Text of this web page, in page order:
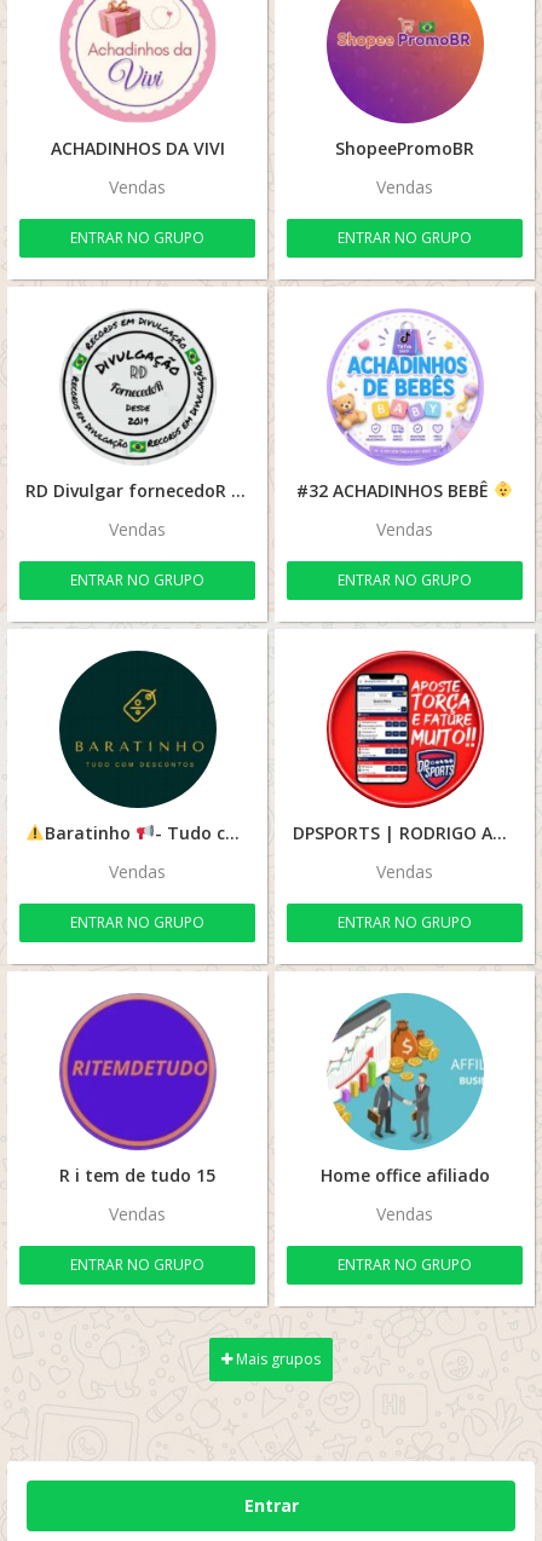
ACHADINHOS DA VIVI
Vendas
ENTRAR NO GRUPO
ShopeePromoBR
Vendas
ENTRAR NO GRUPO
RD Divulgar fornecedoR
Vendas
ENTRAR NO GRUPO
#32 ACHADINHOS BEBÊ
Vendas
ENTRAR NO GRUPO
Baratinho
- Tudo com Desconto
Vendas
ENTRAR NO GRUPO
DPSPORTS | RODRIGO ADM
Vendas
ENTRAR NO GRUPO
R i tem de tudo 15
Vendas
ENTRAR NO GRUPO
Home office afiliado
Vendas
ENTRAR NO GRUPO
Mais grupos
Entrar